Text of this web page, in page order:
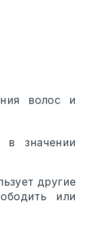
волос и
значении
другие
или